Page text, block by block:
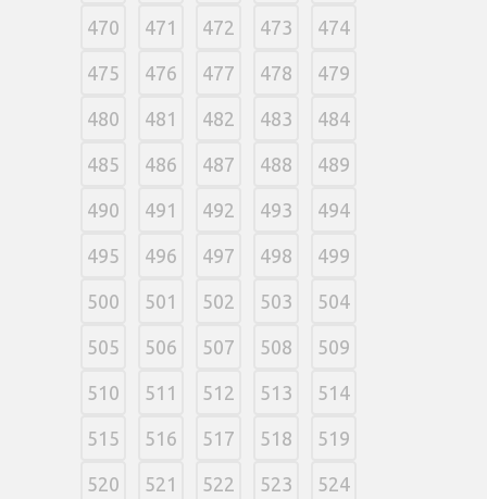
470 471 472 473 474
475 476 477 478 479
480 481 482 483 484
485 486 487 488 489
490 491 492 493 494
495 496 497 498 499
500 501 502 503 504
505 506 507 508 509
510 511 512 513 514
515 516 517 518 519
520 521 522 523 524